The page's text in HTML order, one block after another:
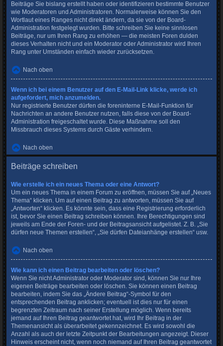
Beiträge Sie bislang erstellt haben oder identifizieren bestimmte Benutzer
wie Moderatoren und Administratoren. Normalerweise können Sie den
Wortlaut eines Ranges nicht direkt ändern, da sie von der Board-
Administration festgelegt wurden. Bitte schreiben Sie keine sinnlosen
Beiträge, nur um Ihren Rang zu erhöhen — die meisten Foren dulden
dieses Verhalten nicht und ein Moderator oder Administrator wird Ihren
Rang unter Umständen einfach wieder zurücksetzen.
Nach oben
Wenn ich bei einem Benutzer auf den E-Mail-Link klicke, werde ich
aufgefordert, mich anzumelden.
Nur registrierte Benutzer dürfen die foreninterne E-Mail-Funktion für
Nachrichten an andere Benutzer nutzen, falls diese von der Board-
Administration freigeschaltet wurde. Diese Maßnahme soll den
Missbrauch dieses Systems durch Gäste verhindern.
Nach oben
Beiträge schreiben
Wie erstelle ich ein neues Thema oder eine Antwort?
Um ein neues Thema in einem Forum zu eröffnen, müssen Sie auf „Neues
Thema“ klicken. Um auf einen Beitrag zu antworten, müssen Sie auf
„Antworten“ klicken. Es könnte sein, dass eine Registrierung erforderlich
ist, bevor Sie einen Beitrag schreiben können. Ihre Berechtigungen sind
jeweils am Ende der Foren- und der Beitragsansicht aufgelistet. Z. B. „Sie
dürfen neue Themen erstellen“, „Sie dürfen Dateianhänge erstellen“ usw.
Nach oben
Wie kann ich einen Beitrag bearbeiten oder löschen?
Wenn Sie nicht Administrator oder Moderator sind, können Sie nur Ihre
eigenen Beiträge bearbeiten oder löschen. Sie können einen Beitrag
bearbeiten, indem Sie das „Ändere Beitrag“-Symbol für den
entsprechenden Beitrag anklicken; eventuell ist dies nur für einen
begrenzten Zeitraum nach seiner Erstellung möglich. Wenn bereits
jemand auf Ihren Beitrag geantwortet hat, wird Ihr Beitrag in der
Themenansicht als überarbeitet gekennzeichnet. Es wird sowohl die
Anzahl als auch der letzte Zeitpunkt der Bearbeitungen angezeigt. Dieser
Hinweis erscheint nicht, wenn noch niemand auf Ihren Beitrag geantwortet